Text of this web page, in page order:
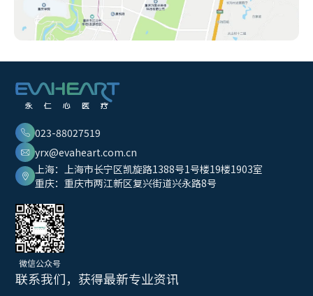
023-88027519
yrx@evaheart.com.cn
上海：上海市长宁区凯旋路1388号1号楼19楼1903室
重庆：重庆市两江新区复兴街道兴永路8号
微信公众号
联系我们，获得最新专业资讯